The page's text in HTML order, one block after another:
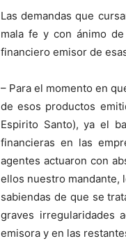
Las demandas que
mala fe y con ánimo
financiero emisor de
– Para el momento en
de esos productos
Espirito Santo), ya el
financieras en las
agentes actuaron con
ellos nuestro mandante,
sabiendas de que se
graves irregularidades
emisora y en las